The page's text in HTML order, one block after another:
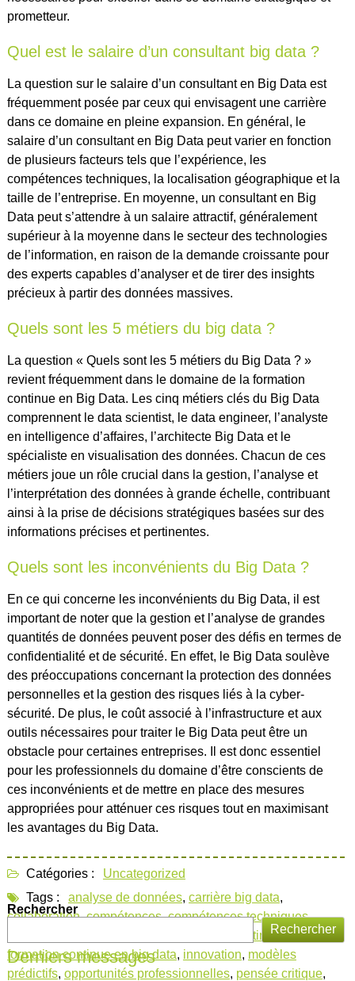
prometteur.
Quel est le salaire d’un consultant big data ?
La question sur le salaire d’un consultant en Big Data est
fréquemment posée par ceux qui envisagent une carrière
dans ce domaine en pleine expansion. En général, le
salaire d’un consultant en Big Data peut varier en fonction
de plusieurs facteurs tels que l’expérience, les
compétences techniques, la localisation géographique et la
taille de l’entreprise. En moyenne, un consultant en Big
Data peut s’attendre à un salaire attractif, généralement
supérieur à la moyenne dans le secteur des technologies
de l’information, en raison de la demande croissante pour
des experts capables d’analyser et de tirer des insights
précieux à partir des données massives.
Quels sont les 5 métiers du big data ?
La question « Quels sont les 5 métiers du Big Data ? »
revient fréquemment dans le domaine de la formation
continue en Big Data. Les cinq métiers clés du Big Data
comprennent le data scientist, le data engineer, l’analyste
en intelligence d’affaires, l’architecte Big Data et le
spécialiste en visualisation des données. Chacun de ces
métiers joue un rôle crucial dans la gestion, l’analyse et
l’interprétation des données à grande échelle, contribuant
ainsi à la prise de décisions stratégiques basées sur des
informations précises et pertinentes.
Quels sont les inconvénients du Big Data ?
En ce qui concerne les inconvénients du Big Data, il est
important de noter que la gestion et l’analyse de grandes
quantités de données peuvent poser des défis en termes de
confidentialité et de sécurité. En effet, le Big Data soulève
des préoccupations concernant la protection des données
personnelles et la gestion des risques liés à la cyber-
sécurité. De plus, le coût associé à l’infrastructure et aux
outils nécessaires pour traiter le Big Data peut être un
obstacle pour certaines entreprises. Il est donc essentiel
pour les professionnels du domaine d’être conscients de
ces inconvénients et de mettre en place des mesures
appropriées pour atténuer ces risques tout en maximisant
les avantages du Big Data.
Catégories :
Uncategorized
Tags :
analyse de données, carrière big data,
collaboration,compétences,compétences techniques,
formation continue big data,
formation continue en big data, innovation, modèles
prédictifs, opportunités professionnelles, pensée critique,
Rechercher
Rechercher
Derniers messages